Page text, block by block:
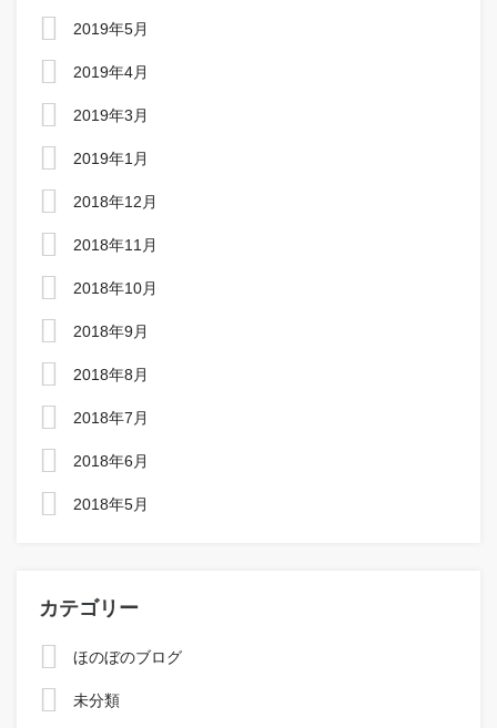
2019年5月
2019年4月
2019年3月
2019年1月
2018年12月
2018年11月
2018年10月
2018年9月
2018年8月
2018年7月
2018年6月
2018年5月
カテゴリー
ほのぼのブログ
未分類